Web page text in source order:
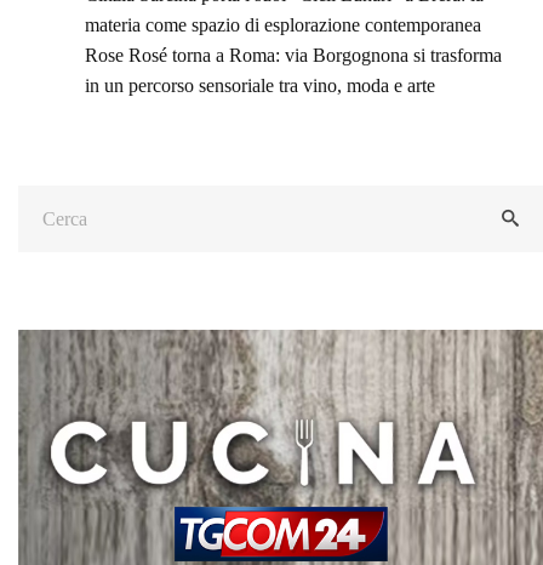
materia come spazio di esplorazione contemporanea
Rose Rosé torna a Roma: via Borgognona si trasforma
in un percorso sensoriale tra vino, moda e arte